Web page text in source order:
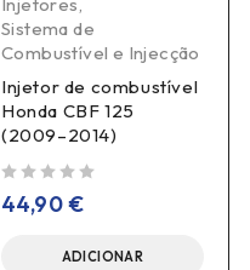
Injetores,
Sistema de
Combustível e Injecção
Injetor de combustível
Honda CBF 125
(2009–2014)
44,90€
ADICIONAR